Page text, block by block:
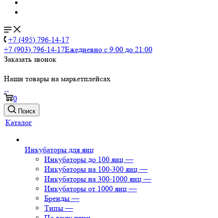
+7 (495) 796-14-17
+7 (903) 796-14-17Ежедневно с 9:00 до 21:00
Заказать звонок
Наши товары на маркетплейсах
0
Поиск
Каталог
Инкубаторы для яиц
Инкубаторы до 100 яиц —
Инкубаторы на 100-300 яиц —
Инкубаторы на 300-1000 яиц —
Инкубаторы от 1000 яиц —
Бренды —
Типы —